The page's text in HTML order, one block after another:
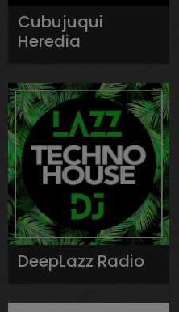
Cubujuqui
Heredia
DeepLazz Radio